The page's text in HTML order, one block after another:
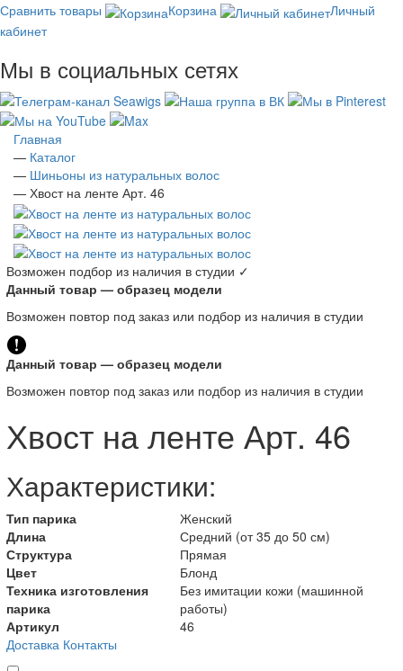
Сравнить товары
Корзина
Личный
кабинет
Мы в социальных сетях
Главная
— Каталог
— Шиньоны из натуральных волос
— Хвост на ленте Арт. 46
Возможен подбор из наличия в студии ✓
Данный товар — образец модели
Возможен повтор под заказ или подбор из наличия в студии
Данный товар — образец модели
Возможен повтор под заказ или подбор из наличия в студии
Хвост на ленте Арт. 46
Характеристики:
Тип парика
Женский
Длина
Средний (от 35 до 50 см)
Структура
Прямая
Цвет
Блонд
Техника изготовления
парика
Без имитации кожи (машинной
работы)
Артикул
46
Доставка Контакты